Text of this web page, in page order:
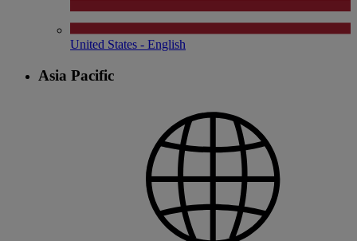
United States - English
Asia Pacific